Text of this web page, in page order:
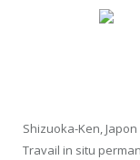
Shizuoka-Ken,
Travail in situ